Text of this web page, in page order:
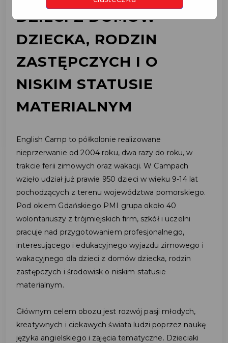
DZIECI Z DOMÓW
DZIECKA, RODZIN
ZASTĘPCZYCH I O
NISKIM STATUSIE
MATERIALNYM
English Camp to półkolonie realizowane
nieprzerwanie od 2004 roku, dwa razy do roku, w
trakcie ferii zimowych oraz wakacji. W Campach
wzięło udział już prawie 950 dzieci w wieku 9-14 lat
pochodzących z terenu województwa pomorskiego.
Pod okiem Gdańskiego PMI grupa około 40
wolontariuszy z trójmiejskich firm, szkół i uczelni
pracuje nad przygotowaniem profesjonalnego,
interesującego i edukacyjnego wyjazdu zimowego i
wakacyjnego dla dzieci z domów dziecka, rodzin
zastępczych i środowisk o niskim statusie
materialnym.
Głównym celem obozu jest rozwój pasji młodych,
kreatywnych i ciekawych świata ludzi poprzez naukę
języka angielskiego i zajęcia tematyczne. Dzieciaki